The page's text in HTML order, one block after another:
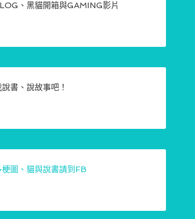
、黑貓開箱與GAMING影片
書、說故事吧！
梗圖、貓與說書請到FB